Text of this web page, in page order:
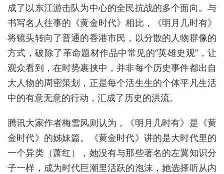
成了以东江游击队为中心的全民抗战的多个面向。与
书写名人往事的《黄金时代》相比，《明月几时有》
将镜头转向了普通的香港市民，以分散的人物群像的
方式，破除了革命题材作品中常见的“英雄史观”，让
观众看到，在时势裹挟中，并非每个历史事件都出自
大人物的周密策划，正是每个活生生的个体平凡生活
中的有意无意的行动，汇成了历史的洪流。
腾讯大家作者梅雪风则认为，《明月几时有》是《黄
金时代》的姊妹篇。《黄金时代》讲的是大时代里的
一个异类（萧红），她没有与那些著名的左翼知识分
子一样，成为时代巨潮里活跃的泡沫，她选择听从内